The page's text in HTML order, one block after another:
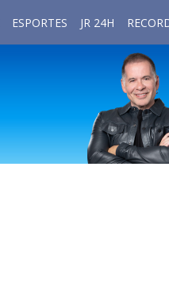
ESPORTES JR 24H